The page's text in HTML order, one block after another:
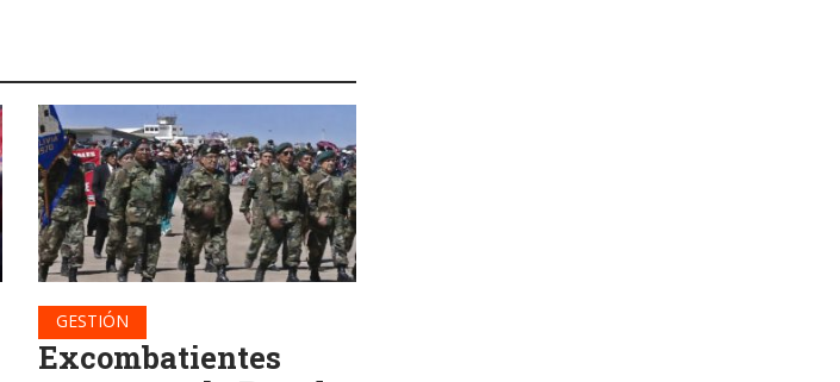
GESTIÓN
Excombatientes